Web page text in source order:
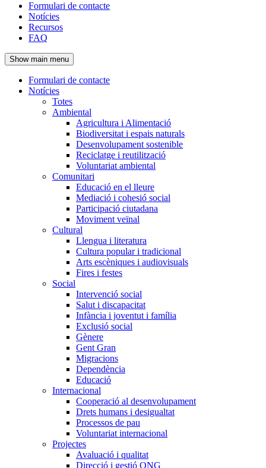
Navegació
principal
de
l'encapçalament
Formulari de contacte
Notícies
Recursos
FAQ
Show main menu
Navegació
principal
Formulari de contacte
Notícies
Totes
Ambiental
Agricultura i Alimentació
Biodiversitat i espais naturals
Desenvolupament sostenible
Reciclatge i reutilització
Voluntariat ambiental
Comunitari
Educació en el lleure
Mediació i cohesió social
Participació ciutadana
Moviment veïnal
Cultural
Llengua i literatura
Cultura popular i tradicional
Arts escèniques i audiovisuals
Fires i festes
Social
Intervenció social
Salut i discapacitat
Infància i joventut i família
Exclusió social
Gènere
Gent Gran
Migracions
Dependència
Educació
Internacional
Cooperació al desenvolupament
Drets humans i desigualtat
Processos de pau
Voluntariat internacional
Projectes
Avaluació i qualitat
Direcció i gestió ONG